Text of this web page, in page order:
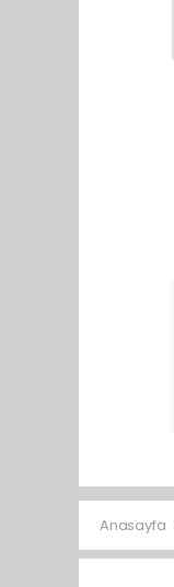
Anasayfa